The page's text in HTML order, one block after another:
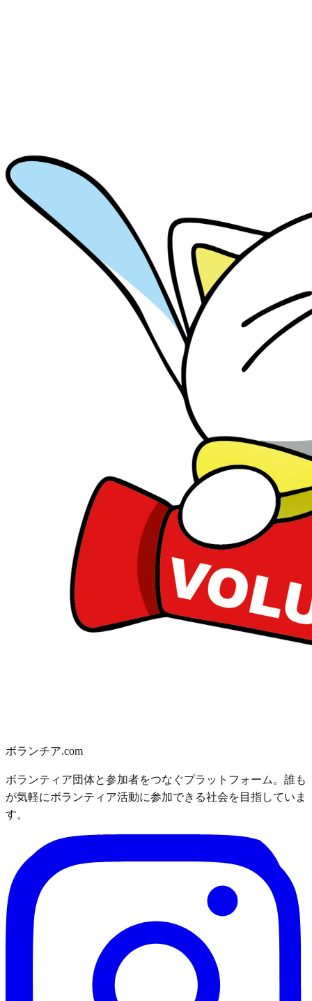
ボランチア.com
ボランティア団体と参加者をつなぐプラットフォーム。誰も
が気軽にボランティア活動に参加できる社会を目指していま
す。